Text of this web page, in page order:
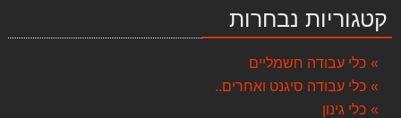
מגף אוסטרלי blundstone דגם: 562 בלנסטון
קטגוריות נבחרות
כלי עבודה חשמליים
כלי עבודה סיגנט ואחרים..
כלי גינון